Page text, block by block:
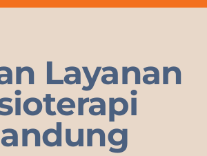
Layanan